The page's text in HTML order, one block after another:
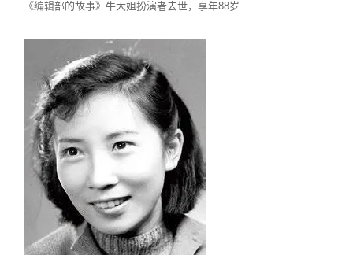
《编辑部的故事》牛大姐扮演者去世，享年88岁...